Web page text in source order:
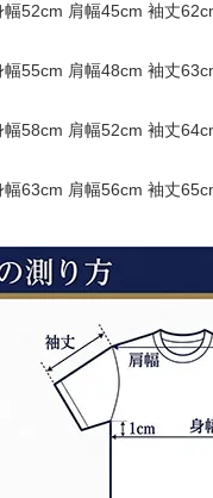
52cm 肩幅45cm 袖丈
55cm 肩幅48cm 袖丈
58cm 肩幅52cm 袖丈
63cm 肩幅56cm 袖丈